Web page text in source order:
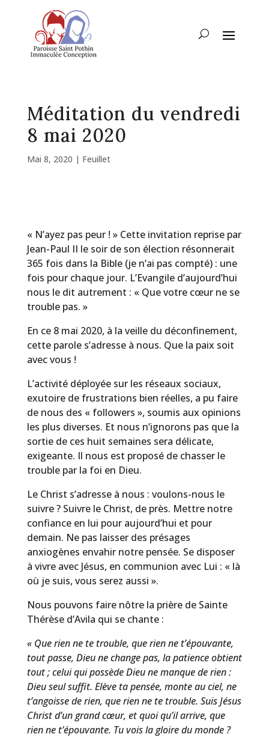
Méditation du vendredi
8 mai 2020
Mai 8, 2020 | Feuillet
« N’ayez pas peur ! » Cette invitation reprise par
Jean-Paul II le soir de son élection résonnerait
365 fois dans la Bible (je n’ai pas compté) : une
fois pour chaque jour. L’Evangile d’aujourd’hui
nous le dit autrement : « Que votre cœur ne se
trouble pas. »
En ce 8 mai 2020, à la veille du déconfinement,
cette parole s’adresse à nous. Que la paix soit
avec vous !
L’activité déployée sur les réseaux sociaux,
exutoire de frustrations bien réelles, a pu faire
de nous des « followers », soumis aux opinions
les plus diverses. Et nous n’ignorons pas que la
sortie de ces huit semaines sera délicate,
exigeante. Il nous est proposé de chasser le
trouble par la foi en Dieu.
Le Christ s’adresse à nous : voulons-nous le
suivre ? Suivre le Christ, de près. Mettre notre
confiance en lui pour aujourd’hui et pour
demain. Ne pas laisser des présages
anxiogènes envahir notre pensée. Se disposer
à vivre avec Jésus, en communion avec Lui : « là
où je suis, vous serez aussi ».
Nous pouvons faire nôtre la prière de Sainte
Thérèse d’Avila qui se chante :
« Que rien ne te trouble, que rien ne t’épouvante,
tout passe, Dieu ne change pas, la patience obtient
tout ; celui qui possède Dieu ne manque de rien :
Dieu seul suffit. Elève ta pensée, monte au ciel, ne
t’angoisse de rien, que rien ne te trouble. Suis Jésus
Christ d’un grand cœur, et quoi qu’il arrive, que
rien ne t’épouvante. Tu vois la gloire du monde ?